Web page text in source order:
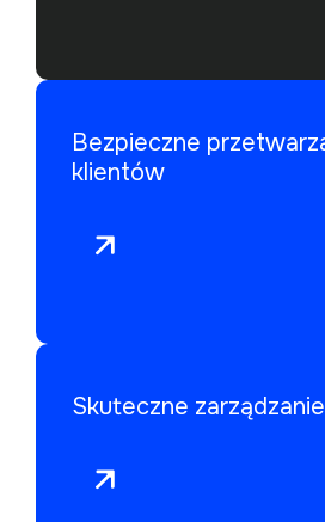
Bezpieczne
klientów
Skuteczne